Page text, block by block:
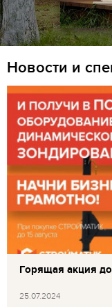
Новости и
Горящая акция до
25.07.2024